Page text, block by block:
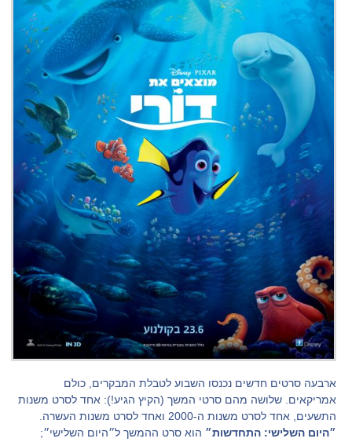
ארבעה סרטים חדשים נכנסו השבוע לטבלת המבקרים, כולם
אמריקאים. שלושה מהם סרטי המשך (הקיץ הגיע!): אחד לסרט משנות
התשעים, אחד לסרט משנות ה-2000 ואחד לסרט משנות העשרה.
״היום השלישי: התחדשות״ הוא סרט ההמשך ל״היום השלישי״;